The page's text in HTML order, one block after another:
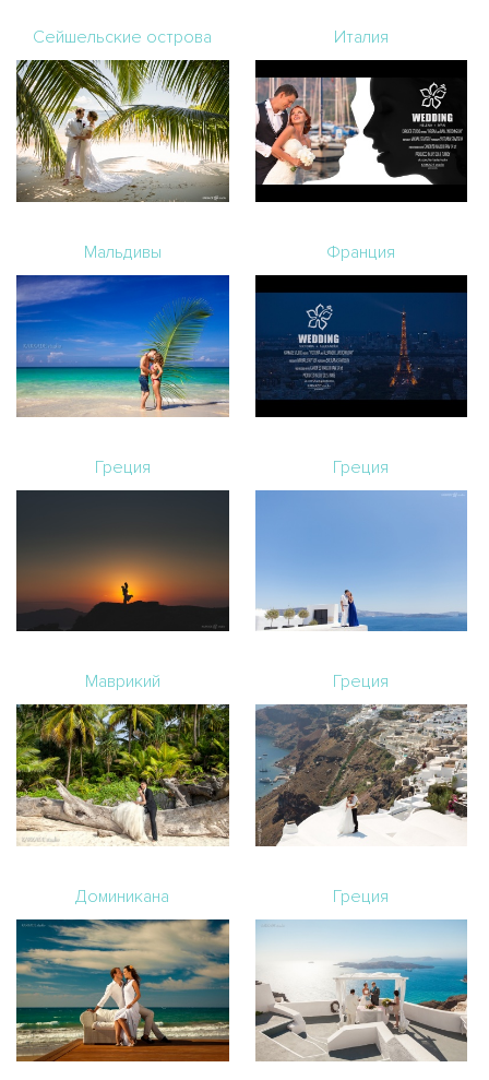
Сейшельские острова Италия
Мальдивы Франция
Греция Греция
Маврикий Греция
Доминикана Греция